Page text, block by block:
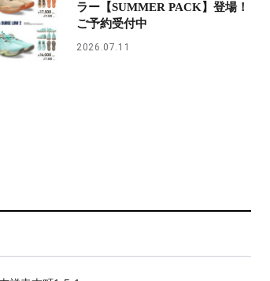
ラー【SUMMER PACK】登場！
ご予約受付中
2026.07.11